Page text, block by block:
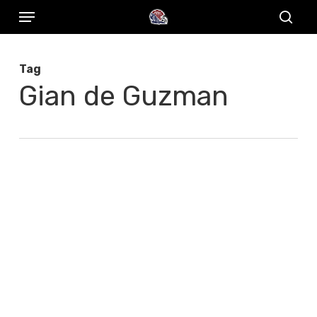
Skip
content
Menu
Tag
Gian de Guzman